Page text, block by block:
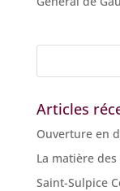
Articles
Ouverture en
La matière des
Saint-Sulpice